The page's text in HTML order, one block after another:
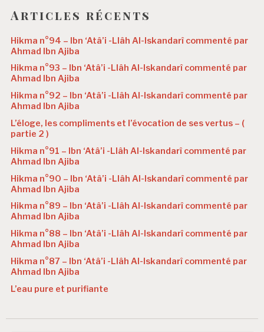
Articles récents
Hikma n°94 – Ibn ‘Atâ’i -Llâh Al-Iskandarî commenté par
Ahmad Ibn Ajiba
Hikma n°93 – Ibn ‘Atâ’i -Llâh Al-Iskandarî commenté par
Ahmad Ibn Ajiba
Hikma n°92 – Ibn ‘Atâ’i -Llâh Al-Iskandarî commenté par
Ahmad Ibn Ajiba
L’éloge, les compliments et l’évocation de ses vertus – (
partie 2 )
Hikma n°91 – Ibn ‘Atâ’i -Llâh Al-Iskandarî commenté par
Ahmad Ibn Ajiba
Hikma n°90 – Ibn ‘Atâ’i -Llâh Al-Iskandarî commenté par
Ahmad Ibn Ajiba
Hikma n°89 – Ibn ‘Atâ’i -Llâh Al-Iskandarî commenté par
Ahmad Ibn Ajiba
Hikma n°88 – Ibn ‘Atâ’i -Llâh Al-Iskandarî commenté par
Ahmad Ibn Ajiba
Hikma n°87 – Ibn ‘Atâ’i -Llâh Al-Iskandarî commenté par
Ahmad Ibn Ajiba
L’eau pure et purifiante